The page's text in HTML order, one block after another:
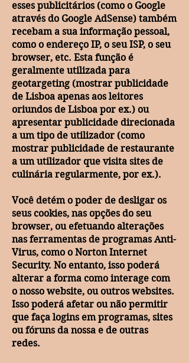
esses publicitários (como o Google
através do Google AdSense) também
recebam a sua informação pessoal,
como o endereço IP, o seu ISP, o seu
browser, etc. Esta função é
geralmente utilizada para
geotargeting (mostrar publicidade
de Lisboa apenas aos leitores
oriundos de Lisboa por ex.) ou
apresentar publicidade direcionada
a um tipo de utilizador (como
mostrar publicidade de restaurante
a um utilizador que visita sites de
culinária regularmente, por ex.).
Você detém o poder de desligar os
seus cookies, nas opções do seu
browser, ou efetuando alterações
nas ferramentas de programas Anti-
Virus, como o Norton Internet
Security. No entanto, isso poderá
alterar a forma como interage com
o nosso website, ou outros websites.
Isso poderá afetar ou não permitir
que faça logins em programas, sites
ou fóruns da nossa e de outras
redes.